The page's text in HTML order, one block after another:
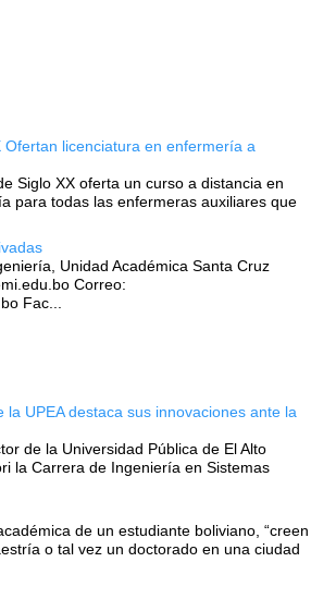
Ofertan licenciatura en enfermería a
Siglo XX oferta un curso a distancia en
para todas las enfermeras auxiliares que
Unidad Académica Santa Cruz
Correo:
Fac...
UPEA destaca sus innovaciones ante la
de la Universidad Pública de El Alto
la Carrera de Ingeniería en Sistemas
de un estudiante boliviano, “creen
o tal vez un doctorado en una ciudad